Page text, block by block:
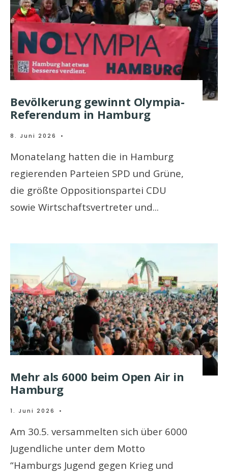
Bevölkerung gewinnt Olympia-
Referendum in Hamburg
8. Juni 2026 •
Monatelang hatten die in Hamburg
regierenden Parteien SPD und Grüne,
die größte Oppositionspartei CDU
sowie Wirtschaftsvertreter und...
Mehr als 6000 beim Open Air in
Hamburg
1. Juni 2026 •
Am 30.5. versammelten sich über 6000
Jugendliche unter dem Motto
“Hamburgs Jugend gegen Krieg und